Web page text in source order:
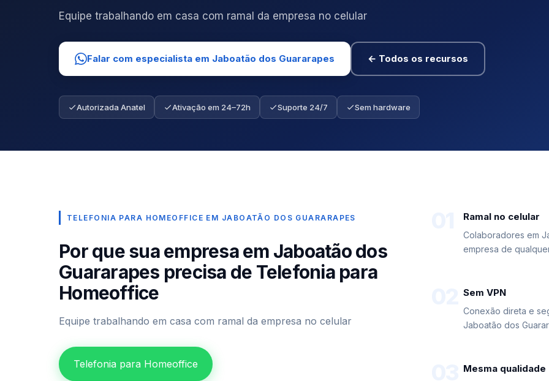
Equipe trabalhando em casa com ramal da empresa no celular
Falar com especialista em Jaboatão dos Guararapes ← Todos os recursos
Autorizada Anatel Ativação em 24–72h Suporte 24/7 Sem hardware
TELEFONIA PARA HOMEOFFICE EM JABOATÃO DOS GUARARAPES
Por que sua empresa em Jaboatão dos
Guararapes precisa de Telefonia para
Homeoffice
Equipe trabalhando em casa com ramal da empresa no celular
Telefonia para Homeoffice
Ramal no celular
Colaboradores em
empresa de
Sem VPN
Conexão direta e
Jaboatão dos
Mesma qualidade